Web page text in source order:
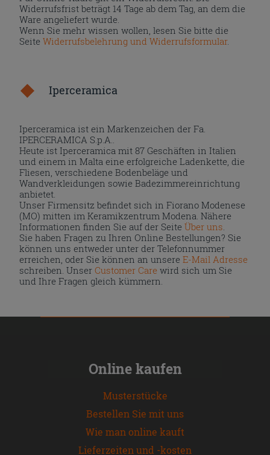
Widerrufsfrist beträgt 14 Tage ab dem Tag, an dem die
Ware angeliefert wurde.
Wenn Sie mehr wissen wollen, lesen Sie bitte die
SeiteWiderrufsbelehrung und Widerrufsformular.
Iperceramica
Iperceramica ist ein Markenzeichen der Fa.
IPERCERAMICA S.p.A..
Heute ist Iperceramica mit 87 Geschäften in Italien
und einem in Malta eine erfolgreiche Ladenkette, die
Fliesen, verschiedene Bodenbeläge und
Wandverkleidungen sowie Badezimmereinrichtung
anbietet.
Unser Firmensitz befindet sich in Fiorano Modenese
(MO) mitten im Keramikzentrum Modena. Nähere
Informationen finden Sie auf der Seite Über uns
Sie haben Fragen zu Ihren Online Bestellungen? Sie
können uns entweder unter der Telefonnummer
erreichen, oder Sie können an unsereE-Mail Adresse
schreiben. UnserCustomer Care wird sich um Sie
und Ihre Fragen gleich kümmern.
Online kaufen
Musterstücke
Bestellen Sie mit uns
Wie man online kauft
Lieferzeiten und -kosten